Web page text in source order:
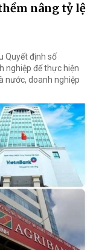
nâng tỷ lệ
Quyết định số
nghiệp để thực hiện
nước, doanh nghiệp